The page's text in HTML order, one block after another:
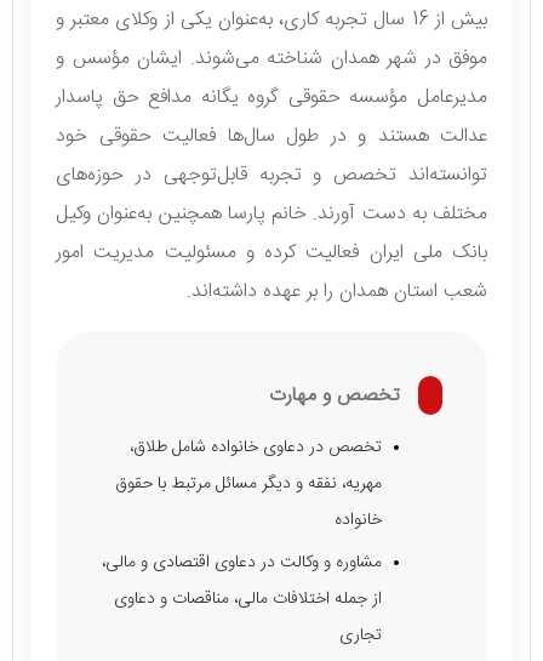
بیش از 16 سال تجربه کاری، به‌عنوان یکی از وکلای معتبر و
موفق در شهر همدان شناخته می‌شوند. ایشان مؤسس و
مدیرعامل مؤسسه حقوقی گروه یگانه مدافع حق پاسدار
عدالت هستند و در طول سال‌ها فعالیت حقوقی خود
توانسته‌اند تخصص و تجربه قابل‌توجهی در حوزه‌های
مختلف به دست آورند. خانم پارسا همچنین به‌عنوان وکیل
بانک ملی ایران فعالیت کرده و مسئولیت مدیریت امور
شعب استان همدان را بر عهده داشته‌اند.
تخصص و مهارت
تخصص در دعاوی خانواده شامل طلاق،
مهریه، نفقه و دیگر مسائل مرتبط با حقوق
خانواده
مشاوره و وکالت در دعاوی اقتصادی و مالی،
از جمله اختلافات مالی، مناقصات و دعاوی
تجاری